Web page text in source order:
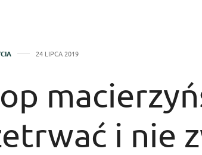
24 LIPCA 2019
i nie